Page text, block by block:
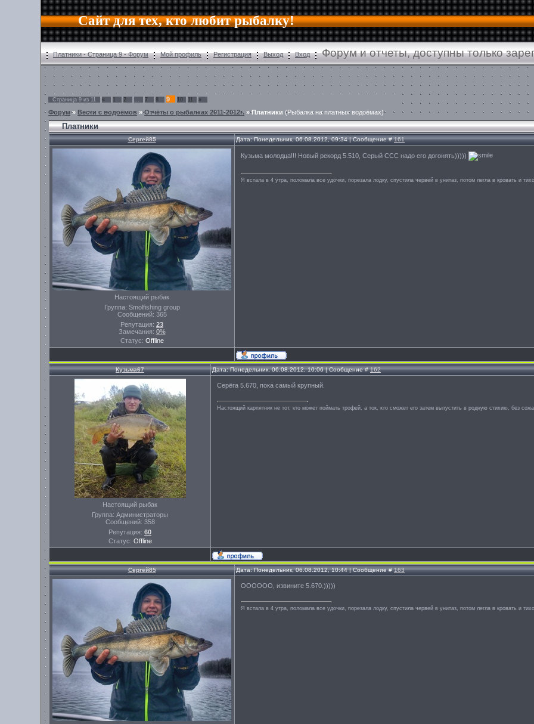
Сайт для тех, кто любит рыбалку!
Платники - Страница 9 - Форум Мой профиль Регистрация Выход Вход Форум и отчеты, доступны только
Страница 9 из 11 « 1 2 … 7 8 9 10 11 »
Форум» Вести с водоёмов »Отчёты о рыбалках 2011-2012г. »Платники (Рыбалка на платных водоёмах)
Платники
Сергей85 Дата: Понедельник, 06.08.2012, 09:34 | Сообщение #161
Настоящий рыбак
Группа: Smolfishing group
Сообщений: 365
Репутация: 23
Замечания: 0%
Статус: Offline
Кузьма молодца!!! Новый рекорд 5.510, Серый ССС надо его догонять)))))
Я встала в 4 утра, поломала все удочки, порезала лодку, спустила червей в унитаз, потом легла в кровать и
Кузьма67 Дата: Понедельник, 06.08.2012, 10:06 | Сообщение #162
Настоящий рыбак
Группа: Администраторы
Сообщений: 358
Репутация: 60
Статус: Offline
Серёга 5.670, пока самый крупный.
Настоящий карпятник не тот, кто может поймать трофей, а ток, кто сможет его затем выпустить в родную стихию, без
Сергей85 Дата: Понедельник, 06.08.2012, 10:44 | Сообщение #163
ОООООО, извините 5.670.)))))
Я встала в 4 утра, поломала все удочки, порезала лодку, спустила червей в унитаз, потом легла в кровать и